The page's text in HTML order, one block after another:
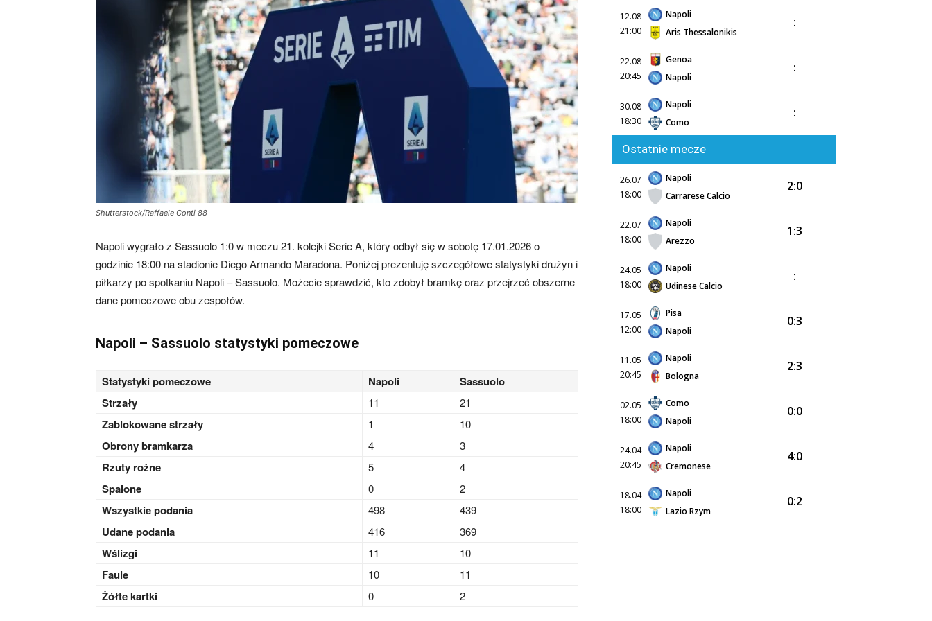
Shutterstock/Raffaele Conti 88
Napoli wygrało z Sassuolo 1:0 w meczu 21. kolejki Serie A, który odbył się w sobotę 17.01.2026 o
godzinie 18:00 na stadionie Diego Armando Maradona. Poniżej prezentuję szczegółowe statystyki drużyn i
piłkarzy po spotkaniu Napoli – Sassuolo. Możecie sprawdzić, kto zdobył bramkę oraz przejrzeć obszerne
dane pomeczowe obu zespołów.
Napoli – Sassuolo statystyki pomeczowe
Statystyki pomeczowe Napoli
Sassuolo
Strzały
11 21
Zablokowane strzały 1 10
Obrony bramkarza 4 3
Rzuty rożne 5 4
Spalone 0 2
Wszystkie podania 498 439
Udane podania 416 369
Wślizgi 11 10
Faule 10 11
Żółte kartki 0 2
12.08
21:00
Napoli
Aris Thessalonikis
:
22.08
20:45
Genoa
Napoli
:
30.08
18:30
Napoli
Como
:
Ostatnie mecze
26.07
18:00
Napoli
Carrarese Calcio
2:0
22.07
18:00
Napoli
Arezzo
1:3
24.05
18:00
Napoli
Udinese Calcio
:
17.05
12:00
Pisa
Napoli
0:3
11.05
20:45
Napoli
Bologna
2:3
02.05
18:00
Como
Napoli
0:0
24.04
20:45
Napoli
Cremonese
4:0
18.04
18:00
Napoli
Lazio Rzym
0:2